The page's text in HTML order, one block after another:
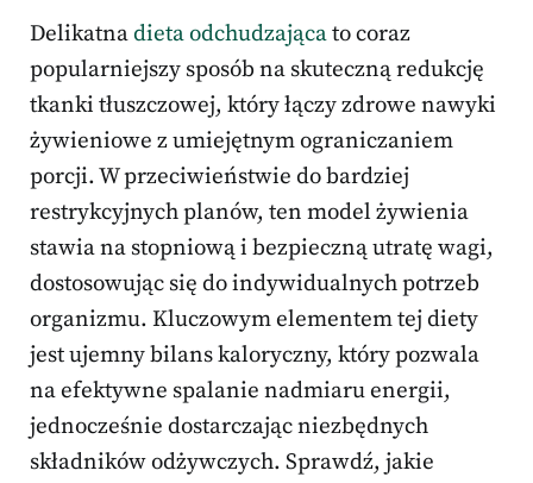
Delikatnadieta odchudzającato coraz
popularniejszy sposób na skuteczną redukcję
tkanki tłuszczowej, który łączy zdrowe nawyki
żywieniowe z umiejętnym ograniczaniem
porcji. W przeciwieństwie do bardziej
restrykcyjnych planów, ten model żywienia
stawia na stopniową i bezpieczną utratę wagi,
dostosowując się do indywidualnych potrzeb
organizmu. Kluczowym elementem tej diety
jest ujemny bilans kaloryczny, który pozwala
na efektywne spalanie nadmiaru energii,
jednocześnie dostarczając niezbędnych
składników odżywczych. Sprawdź, jakie